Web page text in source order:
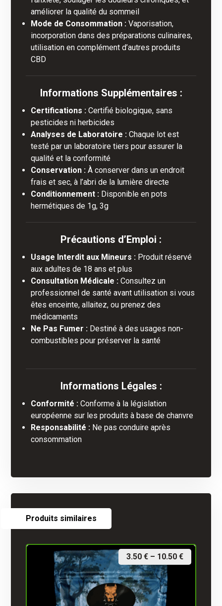
améliorer la qualité du sommeil
Mode de Consommation : Vaporisation,
incorporation dans des préparations culinaires,
utilisation en complément d’autres produits
CBD
Informations Supplémentaires :
Certifications : Certifié biologique, sans
pesticides ni herbicides
Analyses de Laboratoire : Chaque lot est
testé par un laboratoire tiers pour assurer la
qualité et la conformité
Conservation : À conserver dans un endroit
frais et sec, à l’abri de la lumière directe
Conditionnement : Disponible en pots
hermétiques de 1g, 3g
Précautions d’Emploi :
Usage Interdit aux Mineurs : Produit réservé
aux adultes de 18 ans et plus
Consultation Médicale : Consultez un
professionnel de santé avant utilisation si vous
êtes enceinte, allaitez, ou prenez des
médicaments
Ne Pas Fumer : Destiné à des usages non-
combustibles pour préserver la santé
Informations Légales :
Conformité : Conforme à la législation
européenne sur les produits à base de chanvre
Responsabilité : Ne pas conduire après
consommation
Produits similaires
3.50 €– 10.50 €